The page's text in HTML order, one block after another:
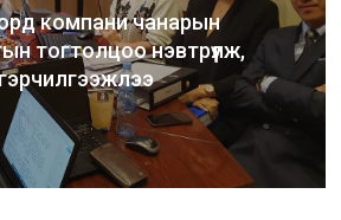
компани чанарын
тогтолцоо нэвтрүүлж,